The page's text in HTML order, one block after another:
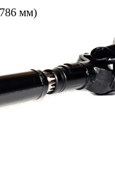
мм)